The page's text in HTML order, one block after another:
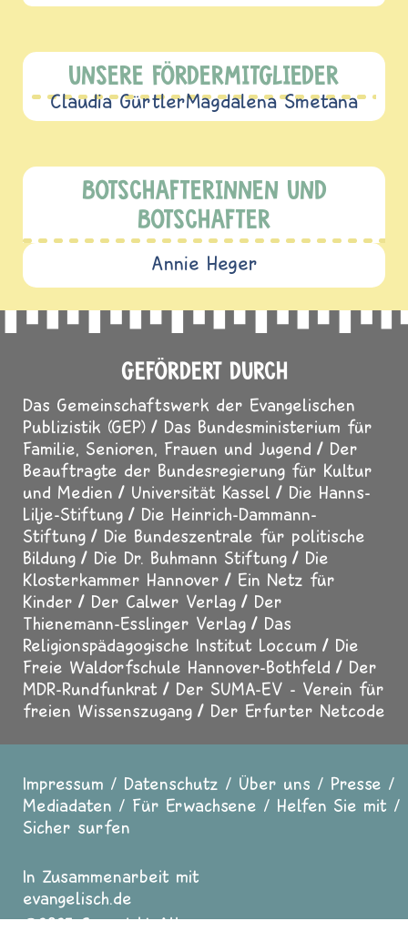
UNSERE FÖRDERMITGLIEDER
Claudia GürtlerMagdalena Smetana
BOTSCHAFTERINNEN UND
BOTSCHAFTER
Annie Heger
GEFÖRDERT DURCH
Das Gemeinschaftswerk der Evangelischen
Publizistik (GEP)
Das Bundesministerium für
Familie, Senioren, Frauen und Jugend
Der
Beauftragte der Bundesregierung für Kultur
und Medien
Universität Kassel
Die Hanns-
Lilje-Stiftung
Die Heinrich-Dammann-
Stiftung
Die Bundeszentrale für politische
Bildung
Die Dr. Buhmann Stiftung
Die
Klosterkammer Hannover
Ein Netz für
Kinder
Der Calwer Verlag
Der
Thienemann-Esslinger Verlag
Das
Religionspädagogische Institut Loccum
Die
Freie Waldorfschule Hannover-Bothfeld
Der
MDR-Rundfunkrat
Der SUMA-EV - Verein für
freien Wissenszugang
Der Erfurter Netcode
Fußzeile
Impressum Datenschutz Über uns
Presse
Mediadaten
Für Erwachsene
Helfen Sie mit
Sicher surfen
In Zusammenarbeit mit
evangelisch.de
2025 Copyright All